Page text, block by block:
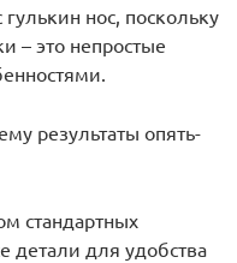
нос, поскольку
– это непростые
результаты опять-
стандартных
детали для удобства